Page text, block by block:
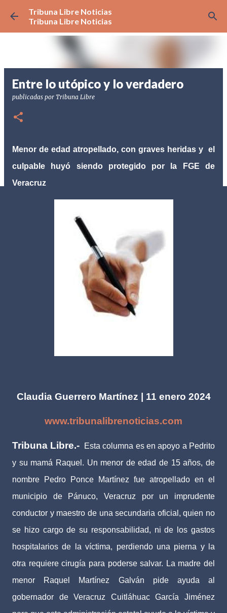
Ir al contenido principal
Tribuna Libre Noticias
Tribuna Libre Noticias
Entre lo utópico y lo verdadero
publicadas por Tribuna Libre
Menor de edad atropellado, con graves heridas y el
culpable huyó siendo protegido por la FGE de
Veracruz
Claudia Guerrero Martínez | 11 enero 2024
www.tribunalibrenoticias.com
Tribuna Libre.- Esta columna es en apoyo a Pedrito
y su mamá Raquel. Un menor de edad de 15 años, de
nombre Pedro Ponce Martínez fue atropellado en el
municipio de Pánuco, Veracruz por un imprudente
conductor y maestro de una secundaria oficial, quien no
se hizo cargo de su responsabilidad, ni de los gastos
hospitalarios de la víctima, perdiendo una pierna y la
otra requiere cirugía para poderse salvar. La madre del
menor Raquel Martínez Galván pide ayuda al
gobernador de Veracruz Cuitláhuac García Jiménez